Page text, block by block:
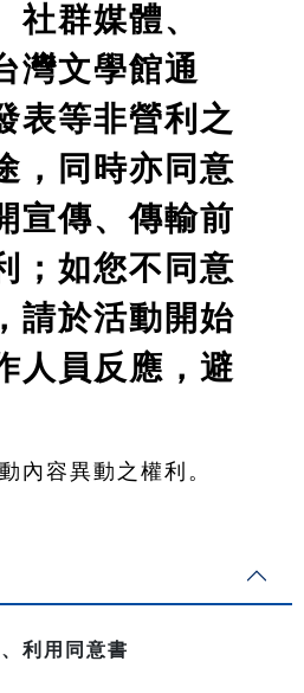
社群媒體、
灣文學館通
表等非營利之
，同時亦同意
宣傳、傳輸前
；如您不同意
請於活動開始
人員反應，避
內容異動之權利。
利用同意書